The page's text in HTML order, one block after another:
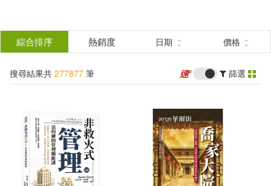
結
分類 (單選)
所有商品(277877)
圖書(227909) 影音(8720)
雜誌(3694)
綜合排序 熱銷度 日期 價格
搜尋結果共 277877 筆 篩選